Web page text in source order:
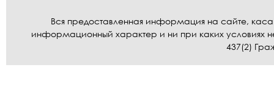
Вся предоставленная информация на сайте,
информационный характер и ни при каких условиях
437(2)